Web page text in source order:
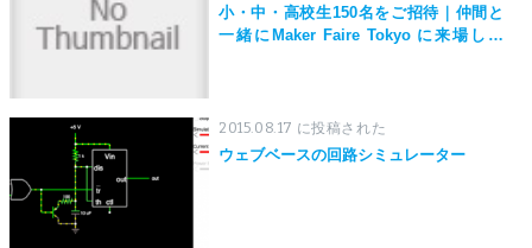
小・中・高校生150名をご招待｜仲間と
一緒にMaker Faire Tokyo に来場しよ
2015.08.17 に投稿された
ウェブベースの回路シミュレーター